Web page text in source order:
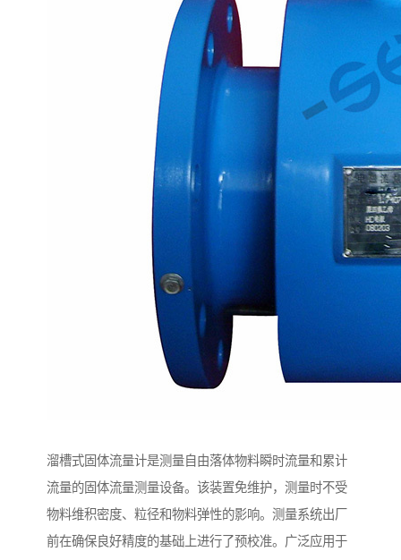
溜槽式固体流量计是测量自由落体物料瞬时流量和累计
流量的固体流量测量设备。该装置免维护，测量时不受
物料维积密度、粒径和物料弹性的影响。测量系统出厂
前在确保良好精度的基础上进行了预校准。广泛应用于